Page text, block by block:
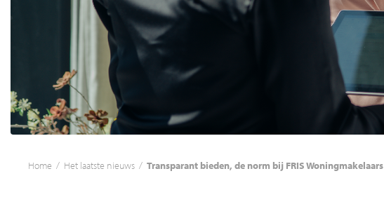
Home / Het laatste nieuws / Transparant bieden, de norm bij FRIS Woningmakelaars